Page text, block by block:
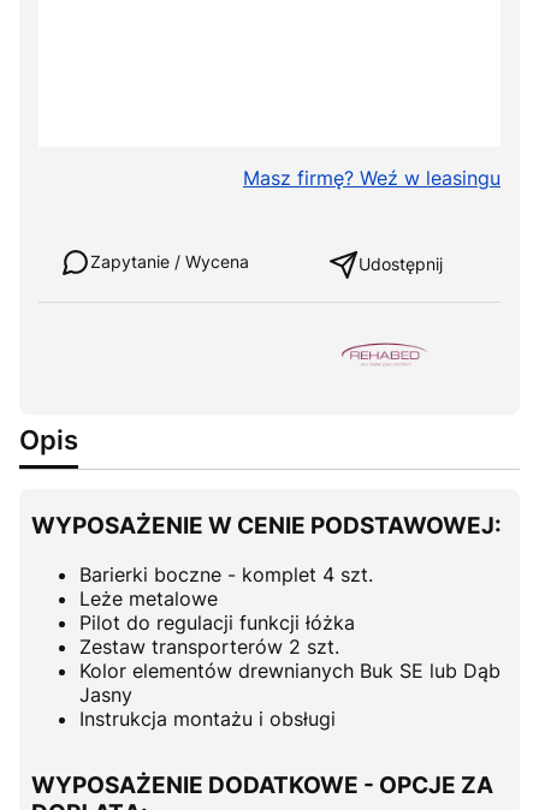
Masz firmę? Weź w leasingu
Zapytanie / Wycena Udostępnij
Opis
WYPOSAŻENIE W CENIE PODSTAWOWEJ:
Barierki boczne - komplet 4 szt.
Leże metalowe
Pilot do regulacji funkcji łóżka
Zestaw transporterów 2 szt.
Kolor elementów drewnianych Buk SE lub Dąb
Jasny
Instrukcja montażu i obsługi
WYPOSAŻENIE DODATKOWE - OPCJE ZA